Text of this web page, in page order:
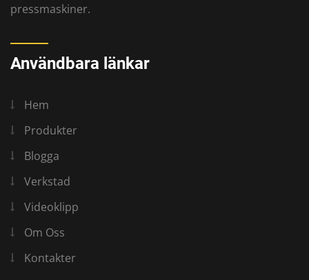
pressmaskiner.
Användbara länkar
Hem
Produkter
Blogga
Verkstad
Videoklipp
Om Oss
Kontakter